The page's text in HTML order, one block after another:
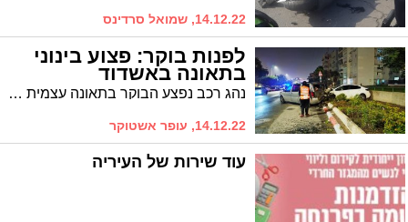
14.12.22, שמואל סרדינס
לפנות בוקר: פצוע בינוני
בתאונה באשדוד
נהג רכב נפצע הבוקר בתאונה עצמית באשדוד. מצבו בינוני
14.12.22, עופר אשטוקר
עוד שירות של העיריה